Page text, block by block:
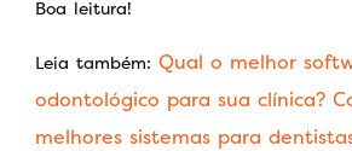
Boa leitura!
Leia também: Qual o melhor
odontológico para sua clínica?
melhores sistemas para